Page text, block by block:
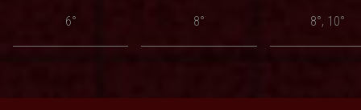
6°
8° 8°, 10°